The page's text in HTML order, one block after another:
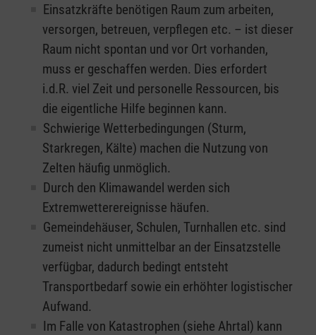
Einsatzkräfte benötigen Raum zum arbeiten,
versorgen, betreuen, verpflegen etc. – ist dieser
Raum nicht spontan und vor Ort vorhanden,
muss er geschaffen werden. Dies erfordert
i.d.R. viel Zeit und personelle Ressourcen, bis
die eigentliche Hilfe beginnen kann.
Schwierige Wetterbedingungen (Sturm,
Starkregen, Kälte) machen die Nutzung von
Zelten häufig unmöglich.
Durch den Klimawandel werden sich
Extremwetterereignisse häufen.
Gemeindehäuser, Schulen, Turnhallen etc. sind
zumeist nicht unmittelbar an der Einsatzstelle
verfügbar, dadurch bedingt entsteht
Transportbedarf sowie ein erhöhter logistischer
Aufwand.
Im Falle von Katastrophen (siehe Ahrtal) kann